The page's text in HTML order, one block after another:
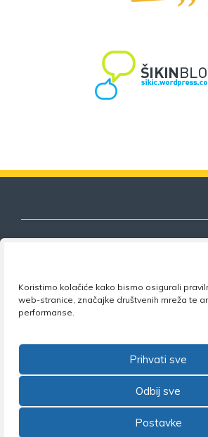
Koristimo kolačiće kako bismo osigurali
web-stranice, značajke društvenih mreža te
performanse.
Prihvati sve
Odbij sve
Postavke
Nezavisni sindikat znanosti i
obrazovanja
Zagreb •Tel: +385 1 4847 337 •Email: